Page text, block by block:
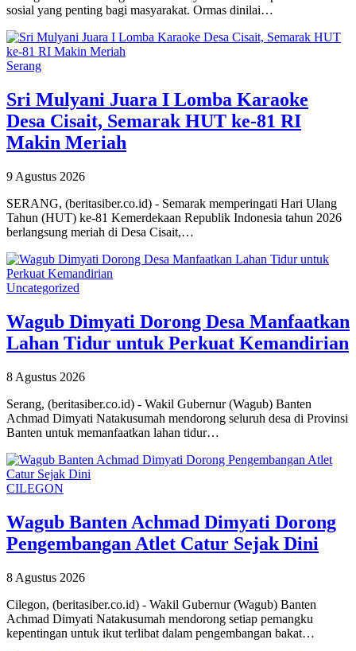
sosial yang penting bagi masyarakat. Ormas dinilai…
Serang
Sri Mulyani Juara I Lomba Karaoke
Desa Cisait, Semarak HUT ke-81 RI
Makin Meriah
9 Agustus 2026
SERANG, (beritasiber.co.id) - Semarak memperingati Hari Ulang
Tahun (HUT) ke-81 Kemerdekaan Republik Indonesia tahun 2026
berlangsung meriah di Desa Cisait,…
Uncategorized
Wagub Dimyati Dorong Desa Manfaatkan
Lahan Tidur untuk Perkuat Kemandirian
8 Agustus 2026
Serang, (beritasiber.co.id) - Wakil Gubernur (Wagub) Banten
Achmad Dimyati Natakusumah mendorong seluruh desa di Provinsi
Banten untuk memanfaatkan lahan tidur…
CILEGON
Wagub Banten Achmad Dimyati Dorong
Pengembangan Atlet Catur Sejak Dini
8 Agustus 2026
Cilegon, (beritasiber.co.id) - Wakil Gubernur (Wagub) Banten
Achmad Dimyati Natakusumah mendorong setiap pemangku
kepentingan untuk ikut terlibat dalam pengembangan bakat…